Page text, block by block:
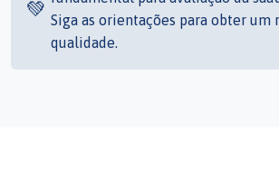
💚 Siga as orientações para obter um
qualidade.